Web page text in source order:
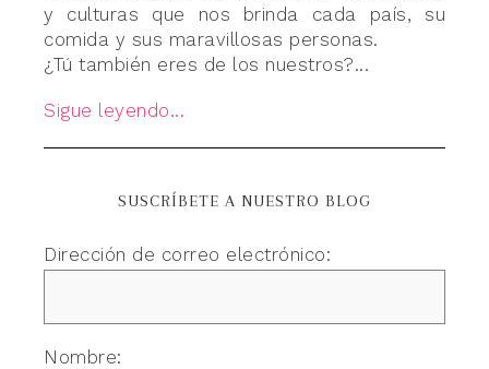
y culturas que nos brinda cada país, su
comida y sus maravillosas personas.
¿Tú también eres de los nuestros?...
Sigue leyendo...
SUSCRÍBETE A NUESTRO BLOG
Dirección de correo electrónico:
Nombre: